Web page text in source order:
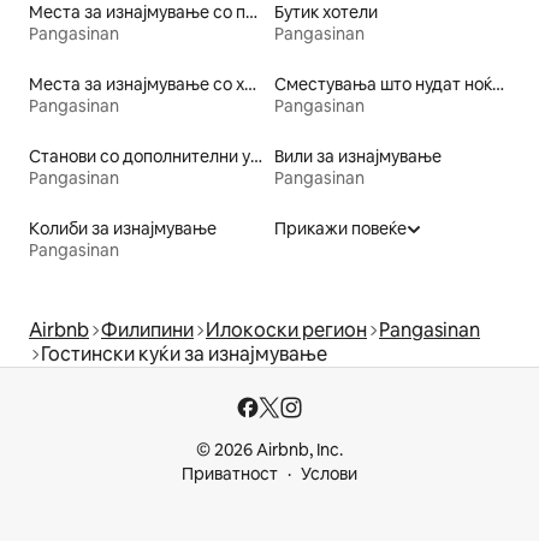
Места за изнајмување со пристап до езеро
Pangasinan
Бутик хотели
Pangasinan
Места за изнајмување со хидромасажна када
Pangasinan
Сместувања што нудат ноќевање со појадок
Pangasinan
Станови со дополнителни услуги за изнајмување
Pangasinan
Вили за изнајмување
Pangasinan
Колиби за изнајмување
Pangasinan
Прикажи повеќе
Airbnb Филипини Илокоски регион Pangasinan
Гостински куќи за изнајмување
© 2026 Airbnb, Inc.
Приватност
Услови